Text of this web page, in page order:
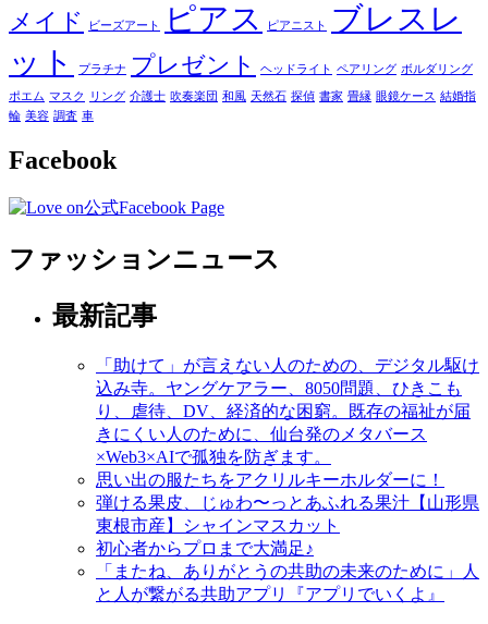
メイド
ビーズアート ピアス ピアニスト
ブレスレ
ット
プラチナ プレゼント ヘッドライト ペアリング ボルダリング
ポエム マスク リング 介護士 吹奏楽団 和風 天然石 探偵 書家 畳縁 眼鏡ケース 結婚指
輪 美容 調査 車
Facebook
ファッションニュース
最新記事
「助けて」が言えない人のための、デジタル駆け
込み寺。ヤングケアラー、8050問題、ひきこも
り、虐待、DV、経済的な困窮。既存の福祉が届
きにくい人のために、仙台発のメタバース
×Web3×AIで孤独を防ぎます。
思い出の服たちをアクリルキーホルダーに！
弾ける果皮、じゅわ〜っとあふれる果汁【山形県
東根市産】シャインマスカット
初心者からプロまで大満足♪
「またね、ありがとうの共助の未来のために」人
と人が繋がる共助アプリ『アプリでいくよ』